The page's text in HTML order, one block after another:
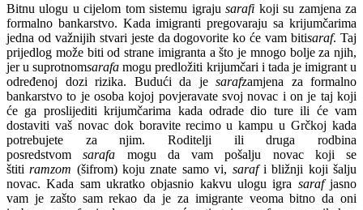
Bitnu ulogu u cijelom tom sistemu igrajusarafi koji su zamjena za
formalno bankarstvo. Kada imigranti pregovaraju sa krijumčarima
jedna od važnijih stvari jeste da dogovorite ko će vam bitisaraf. Taj
prijedlog može biti od strane imigranta a što je mnogo bolje za njih,
jer u suprotnomsarafa mogu predložiti krijumčari i tada je imigrant u
određenoj dozi rizika. Budući da je sarafzamjena za formalno
bankarstvo to je osoba kojoj povjeravate svoj novac i on je taj koji
će ga proslijediti krijumčarima kada odrade dio ture ili će vam
dostaviti vaš novac dok boravite recimo u kampu u Grčkoj kada
potrebujete za njim. Roditelji ili druga rodbina
posredstvom sarafa mogu da vam pošalju novac koji se
štitiramzom (šifrom) koju znate samo vi, sarafi bližnji koji šalju
novac. Kada sam ukratko objasnio kakvu ulogu igra sarafjasno
vam je zašto sam rekao da je za imigrante veoma bitno da oni